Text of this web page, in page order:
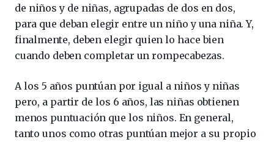
de niños y de niñas, agrupadas de dos en dos,
para que deban elegir entre un niño y una niña. Y,
finalmente, deben elegir quien lo hace bien
cuando deben completar un rompecabezas.
A los 5 años puntúan por igual a niños y niñas
pero, a partir de los 6 años, las niñas obtienen
menos puntuación que los niños. En general,
tanto unos como otras puntúan mejor a su propio